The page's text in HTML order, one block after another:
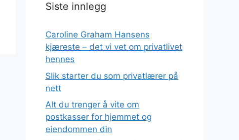
Siste innlegg
Caroline Graham Hansens
kjæreste – det vi vet om privatlivet
hennes
Slik starter du som privatlærer på
nett
Alt du trenger å vite om
postkasser for hjemmet og
eiendommen din